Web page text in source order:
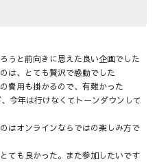
うと前向きに思えた良い企画でした
は、とても贅沢で感動でした
費用も掛かるので、有難かった
今年は行けなくてトーンダウンして
はオンラインならではの楽しみ方で
ても良かった。また参加したいです